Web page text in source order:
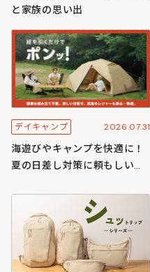
と家族の思い出
デイキャンプ 2026.07.31
海遊びやキャンプを快適に！
夏の日差し対策に頼もしいワ
ズ